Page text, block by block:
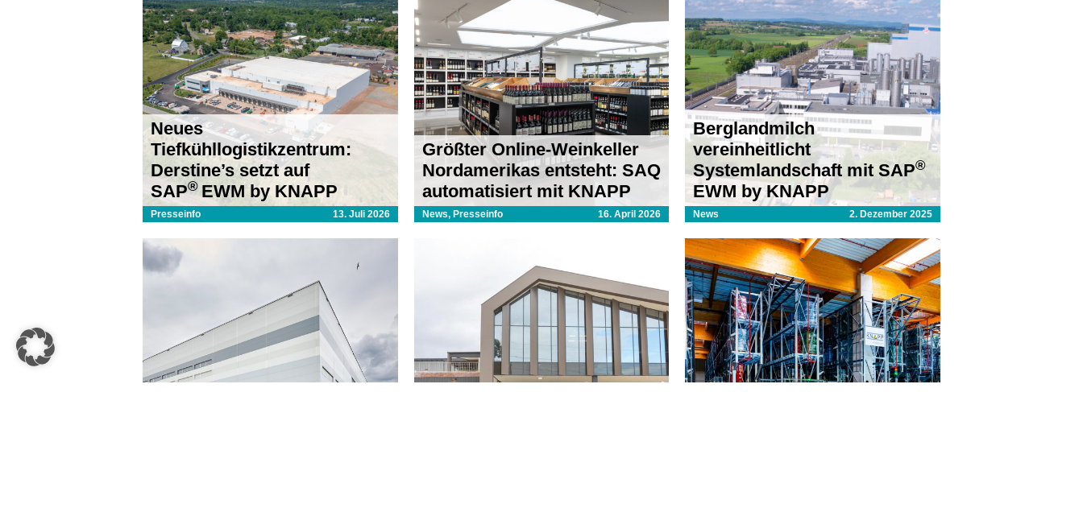
Neues
Tiefkühllogistikzentrum:
Derstine’s setzt auf
SAP®EWM by KNAPP
Presseinfo 13. Juli 2026
Größter Online-Weinkeller
Nordamerikas entsteht: SAQ
automatisiert mit KNAPP
News, Presseinfo 16. April 2026
Berglandmilch
vereinheitlicht
Systemlandschaft mit SAP®
EWM by KNAPP
News 2. Dezember 2025